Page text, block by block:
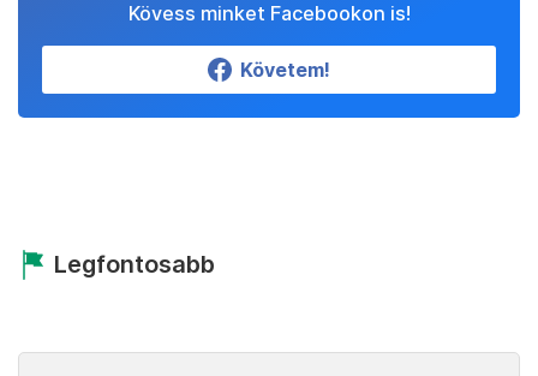
Kövess minket Facebookon is!
Követem!
Legfontosabb